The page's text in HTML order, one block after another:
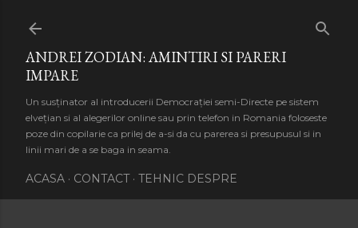
ANDREI ZODIAN: AMINTIRI SI PARERI
IMPARE
Un susținator al introducerii Democrației semi-Directe pe sistem
elvețian si al alegerilor online sau prin telefon in Romania foloseste
poze din copilarie ca prilej de a-si da cu parerea si presupusul si in
linii mari de a se baga in seama.
ACASA CONTACT TEHNIC DESPRE